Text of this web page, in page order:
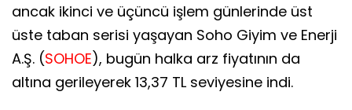
ancak ikinci ve üçüncü işlem günlerinde üst
üste taban serisi yaşayan Soho Giyim ve Enerji
A.Ş. (SOHOE), bugün halka arz fiyatının da
altına gerileyerek 13,37 TL seviyesine indi.